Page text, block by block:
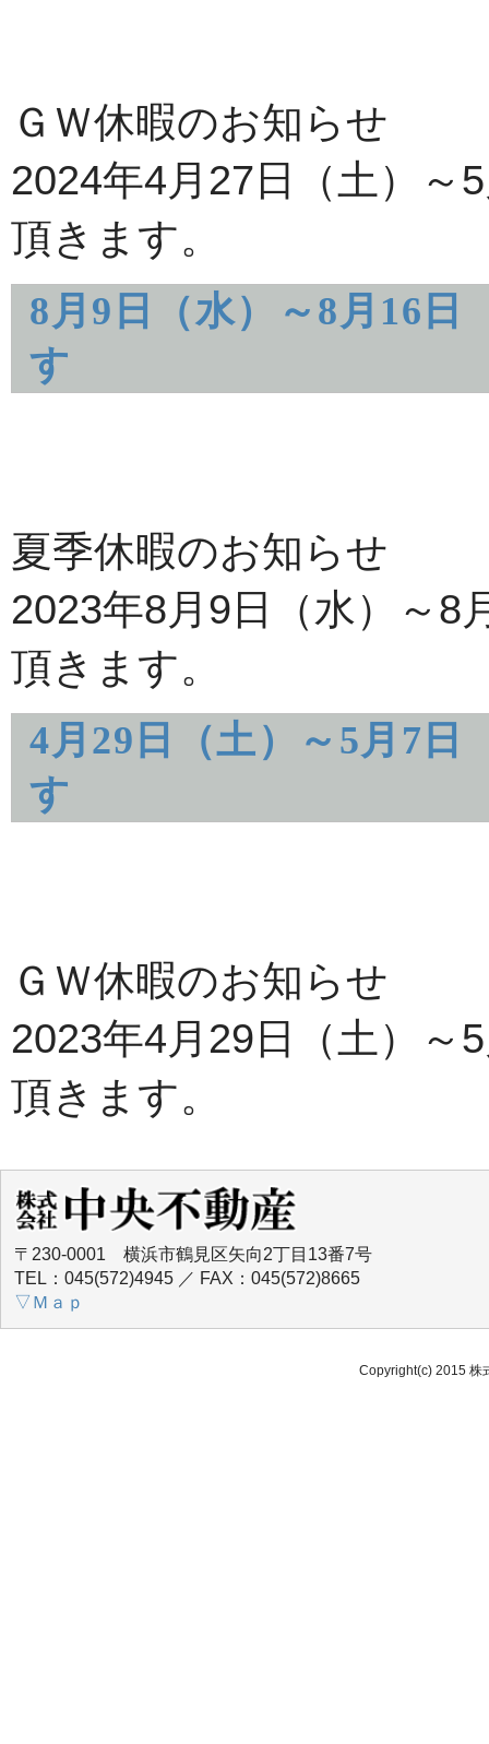
ＧＷ休暇のお知らせ
2024年4月27日（土）～
頂きます。
8月9日（水）～8月16日
す
夏季休暇のお知らせ
2023年8月9日（水）～8
頂きます。
4月29日（土）～5月7日
す
ＧＷ休暇のお知らせ
2023年4月29日（土）～
頂きます。
〒230-0001 横浜市鶴見区矢向2丁目13番7号
TEL：045(572)4945 ／ FAX：045(572)8665
▽Ｍａｐ
Copyright(c) 2015 株